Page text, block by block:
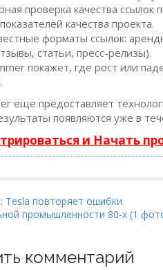
проверка качества
качества проекта.
форматы ссылок:
статьи, пресс-релизы).
покажет, где рост или
еще предоставляет
появляются уже в
и Начать
Tesla повторяет ошибки
промышленности 80-х (1
комментарий